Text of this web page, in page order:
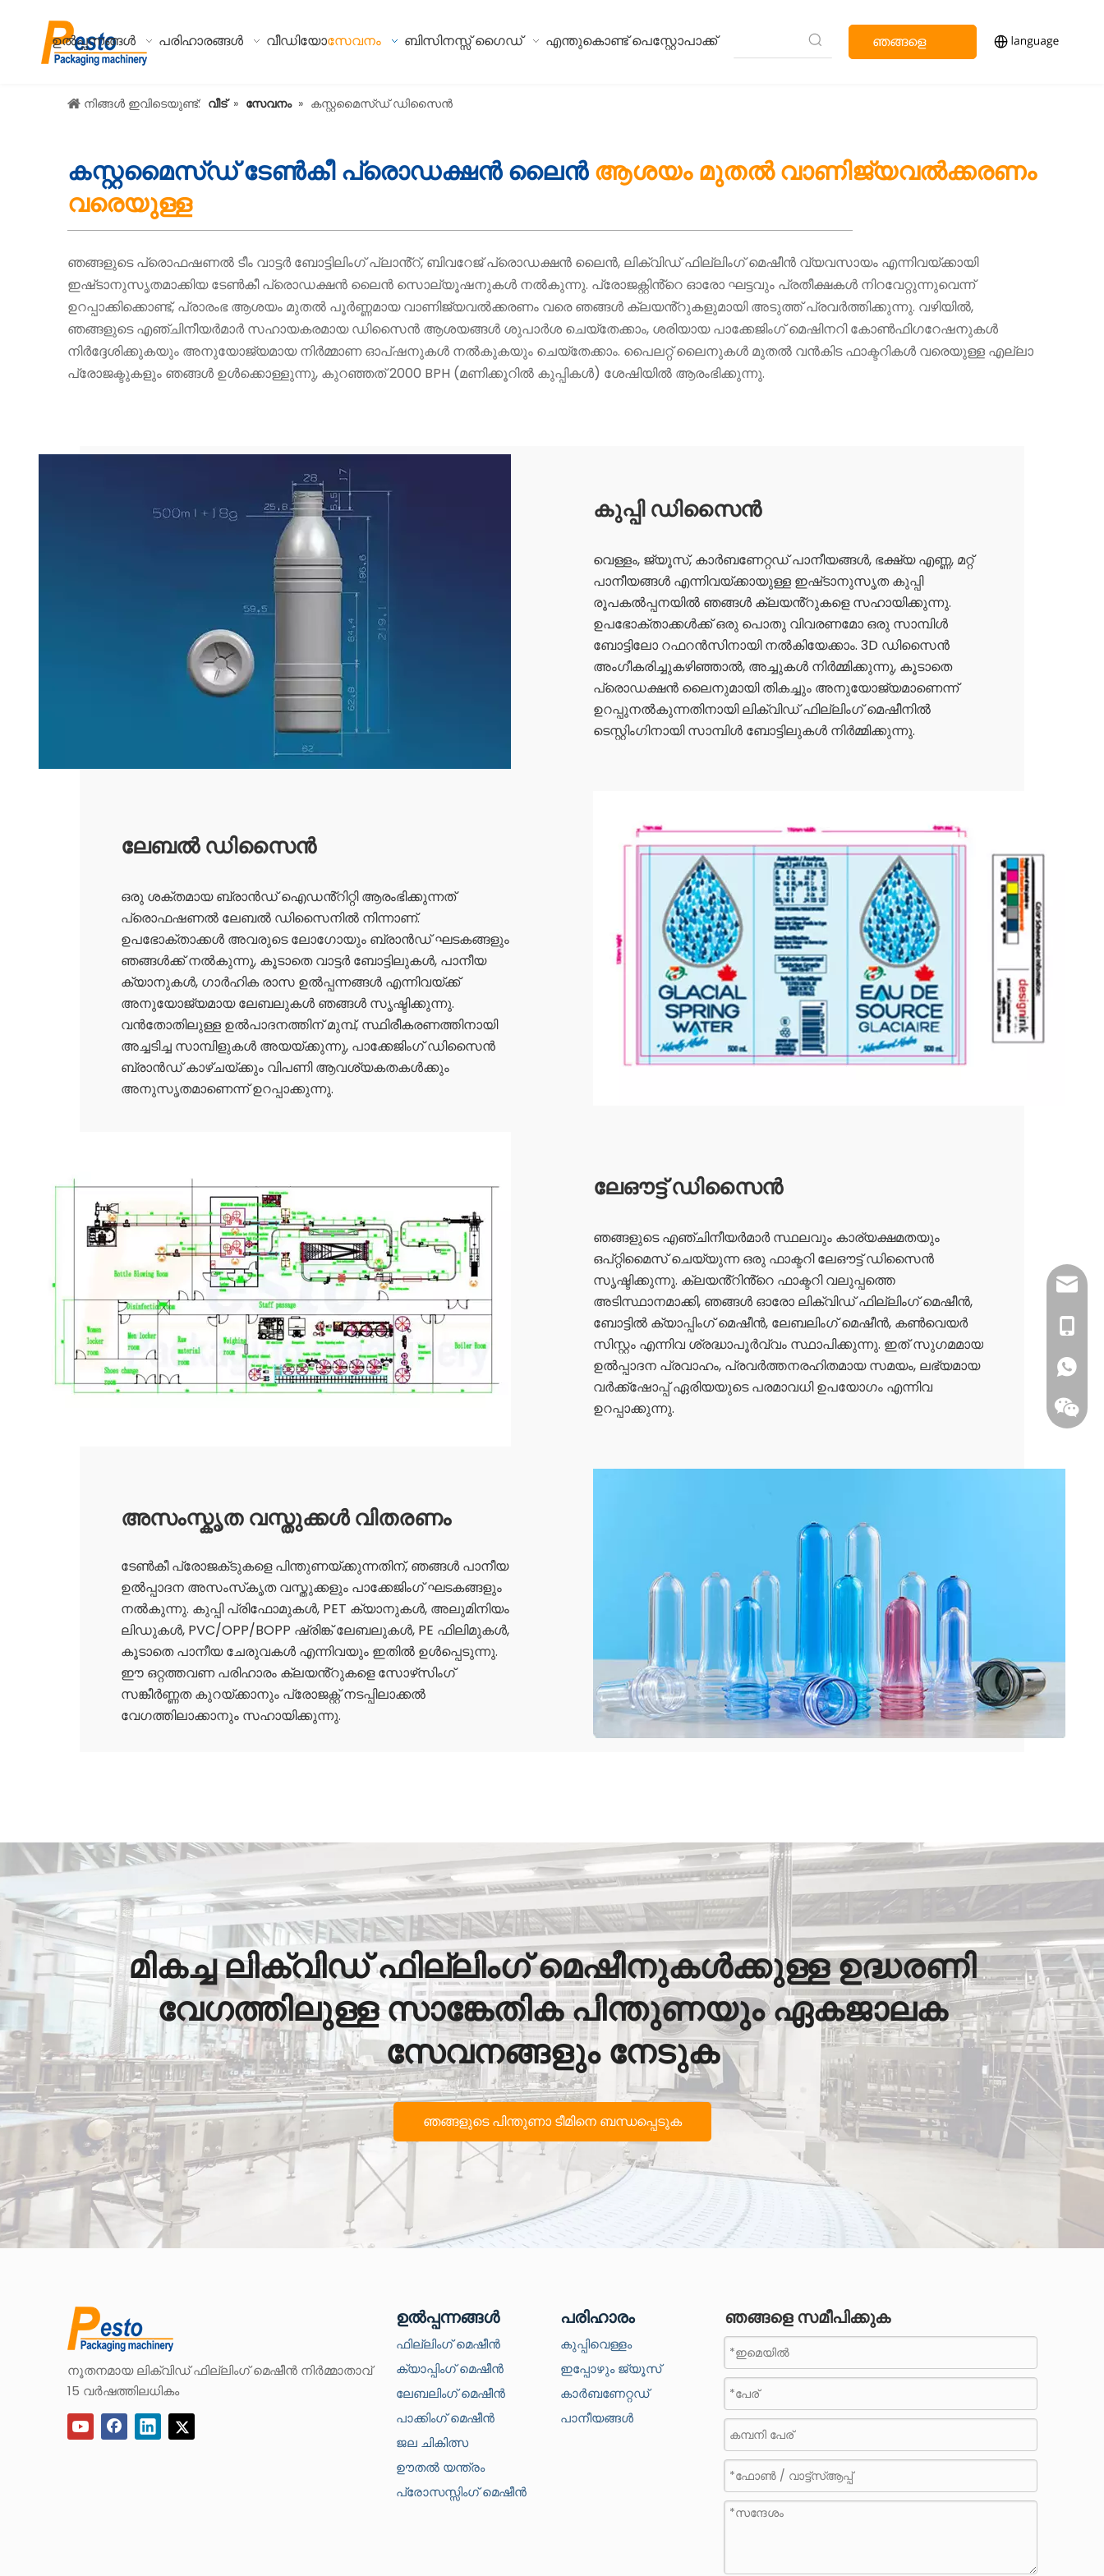
ഉൽപ്പന്നങ്ങൾ പരിഹാരങ്ങൾ വീഡിയോസേവനം ബിസിനസ്സ് ഗൈഡ് എന്തുകൊണ്ട് പെസ്റ്റോപാക്ക്
ഞങ്ങളെ
നിങ്ങൾ ഇവിടെയുണ്ട്: വീട് » സേവനം » കസ്റ്റമൈസ്ഡ് ഡിസൈൻ
കസ്റ്റമൈസ്ഡ് ടേൺകീ പ്രൊഡക്ഷൻ ലൈൻആശയം മുതൽ വാണിജ്യവൽക്കരണം
വരെയുള്ള
ഞങ്ങളുടെ പ്രൊഫഷണൽ ടീം വാട്ടർ ബോട്ടിലിംഗ് പ്ലാൻ്റ്, ബിവറേജ് പ്രൊഡക്ഷൻ ലൈൻ, ലിക്വിഡ് ഫില്ലിംഗ് മെഷീൻ വ്യവസായം എന്നിവയ്ക്കായി
ഇഷ്‌ടാനുസൃതമാക്കിയ ടേൺകീ പ്രൊഡക്ഷൻ ലൈൻ സൊല്യൂഷനുകൾ നൽകുന്നു. പ്രോജക്റ്റിൻ്റെ ഓരോ ഘട്ടവും പ്രതീക്ഷകൾ നിറവേറ്റുന്നുവെന്ന്
ഉറപ്പാക്കിക്കൊണ്ട്, പ്രാരംഭ ആശയം മുതൽ പൂർണ്ണമായ വാണിജ്യവൽക്കരണം വരെ ഞങ്ങൾ ക്ലയൻ്റുകളുമായി അടുത്ത് പ്രവർത്തിക്കുന്നു. വഴിയിൽ,
ഞങ്ങളുടെ എഞ്ചിനീയർമാർ സഹായകരമായ ഡിസൈൻ ആശയങ്ങൾ ശുപാർശ ചെയ്‌തേക്കാം, ശരിയായ പാക്കേജിംഗ് മെഷിനറി കോൺഫിഗറേഷനുകൾ
നിർദ്ദേശിക്കുകയും അനുയോജ്യമായ നിർമ്മാണ ഓപ്ഷനുകൾ നൽകുകയും ചെയ്‌തേക്കാം. പൈലറ്റ് ലൈനുകൾ മുതൽ വൻകിട ഫാക്ടറികൾ വരെയുള്ള എല്ലാ
പ്രോജക്ടുകളും ഞങ്ങൾ ഉൾക്കൊള്ളുന്നു, കുറഞ്ഞത് 2000 BPH (മണിക്കൂറിൽ കുപ്പികൾ) ശേഷിയിൽ ആരംഭിക്കുന്നു.
കുപ്പി ഡിസൈൻ
വെള്ളം, ജ്യൂസ്, കാർബണേറ്റഡ് പാനീയങ്ങൾ, ഭക്ഷ്യ എണ്ണ, മറ്റ്
പാനീയങ്ങൾ എന്നിവയ്‌ക്കായുള്ള ഇഷ്‌ടാനുസൃത കുപ്പി
രൂപകൽപ്പനയിൽ ഞങ്ങൾ ക്ലയൻ്റുകളെ സഹായിക്കുന്നു.
ഉപഭോക്താക്കൾക്ക് ഒരു പൊതു വിവരണമോ ഒരു സാമ്പിൾ
ബോട്ടിലോ റഫറൻസിനായി നൽകിയേക്കാം. 3D ഡിസൈൻ
അംഗീകരിച്ചുകഴിഞ്ഞാൽ, അച്ചുകൾ നിർമ്മിക്കുന്നു, കൂടാതെ
പ്രൊഡക്ഷൻ ലൈനുമായി തികച്ചും അനുയോജ്യമാണെന്ന്
ഉറപ്പുനൽകുന്നതിനായി ലിക്വിഡ് ഫില്ലിംഗ് മെഷീനിൽ
ടെസ്റ്റിംഗിനായി സാമ്പിൾ ബോട്ടിലുകൾ നിർമ്മിക്കുന്നു.
ലേബൽ ഡിസൈൻ
ഒരു ശക്തമായ ബ്രാൻഡ് ഐഡൻ്റിറ്റി ആരംഭിക്കുന്നത്
പ്രൊഫഷണൽ ലേബൽ ഡിസൈനിൽ നിന്നാണ്.
ഉപഭോക്താക്കൾ അവരുടെ ലോഗോയും ബ്രാൻഡ് ഘടകങ്ങളും
ഞങ്ങൾക്ക് നൽകുന്നു, കൂടാതെ വാട്ടർ ബോട്ടിലുകൾ, പാനീയ
ക്യാനുകൾ, ഗാർഹിക രാസ ഉൽപ്പന്നങ്ങൾ എന്നിവയ്ക്ക്
അനുയോജ്യമായ ലേബലുകൾ ഞങ്ങൾ സൃഷ്ടിക്കുന്നു.
വൻതോതിലുള്ള ഉൽപാദനത്തിന് മുമ്പ്, സ്ഥിരീകരണത്തിനായി
അച്ചടിച്ച സാമ്പിളുകൾ അയയ്ക്കുന്നു, പാക്കേജിംഗ് ഡിസൈൻ
ബ്രാൻഡ് കാഴ്ചയ്ക്കും വിപണി ആവശ്യകതകൾക്കും
അനുസൃതമാണെന്ന് ഉറപ്പാക്കുന്നു.
ലേഔട്ട് ഡിസൈൻ
ഞങ്ങളുടെ എഞ്ചിനീയർമാർ സ്ഥലവും കാര്യക്ഷമതയും
ഒപ്റ്റിമൈസ് ചെയ്യുന്ന ഒരു ഫാക്ടറി ലേഔട്ട് ഡിസൈൻ
സൃഷ്ടിക്കുന്നു. ക്ലയൻ്റിൻ്റെ ഫാക്ടറി വലുപ്പത്തെ
അടിസ്ഥാനമാക്കി, ഞങ്ങൾ ഓരോ ലിക്വിഡ് ഫില്ലിംഗ് മെഷീൻ,
ബോട്ടിൽ ക്യാപ്പിംഗ് മെഷീൻ, ലേബലിംഗ് മെഷീൻ, കൺവെയർ
സിസ്റ്റം എന്നിവ ശ്രദ്ധാപൂർവ്വം സ്ഥാപിക്കുന്നു. ഇത് സുഗമമായ
ഉൽപ്പാദന പ്രവാഹം, പ്രവർത്തനരഹിതമായ സമയം, ലഭ്യമായ
വർക്ക്ഷോപ്പ് ഏരിയയുടെ പരമാവധി ഉപയോഗം എന്നിവ
ഉറപ്പാക്കുന്നു.
അസംസ്കൃത വസ്തുക്കൾ വിതരണം
ടേൺകീ പ്രോജക്‌ടുകളെ പിന്തുണയ്‌ക്കുന്നതിന്, ഞങ്ങൾ പാനീയ
ഉൽപ്പാദന അസംസ്‌കൃത വസ്തുക്കളും പാക്കേജിംഗ് ഘടകങ്ങളും
നൽകുന്നു. കുപ്പി പ്രിഫോമുകൾ, PET ക്യാനുകൾ, അലുമിനിയം
ലിഡുകൾ, PVC/OPP/BOPP ഷ്രിങ്ക് ലേബലുകൾ, PE ഫിലിമുകൾ,
കൂടാതെ പാനീയ ചേരുവകൾ എന്നിവയും ഇതിൽ ഉൾപ്പെടുന്നു.
ഈ ഒറ്റത്തവണ പരിഹാരം ക്ലയൻ്റുകളെ സോഴ്‌സിംഗ്
സങ്കീർണ്ണത കുറയ്ക്കാനും പ്രോജക്റ്റ് നടപ്പിലാക്കൽ
വേഗത്തിലാക്കാനും സഹായിക്കുന്നു.
മികച്ച ലിക്വിഡ് ഫില്ലിംഗ് മെഷീനുകൾക്കുള്ള ഉദ്ധരണി
വേഗത്തിലുള്ള സാങ്കേതിക പിന്തുണയും ഏകജാലക
സേവനങ്ങളും നേടുക
ഞങ്ങളുടെ പിന്തുണാ ടീമിനെ ബന്ധപ്പെടുക
നൂതനമായ ലിക്വിഡ് ഫില്ലിംഗ് മെഷീൻ നിർമ്മാതാവ്
15 വർഷത്തിലധികം
ഉൽപ്പന്നങ്ങൾ
ഫില്ലിംഗ് മെഷീൻ
ക്യാപ്പിംഗ് മെഷീൻ
ലേബലിംഗ് മെഷീൻ
പാക്കിംഗ് മെഷീൻ
ജല ചികിത്സ
ഊതൽ യന്ത്രം
പ്രോസസ്സിംഗ് മെഷീൻ
പരിഹാരം
കുപ്പിവെള്ളം
ഇപ്പോഴും ജ്യൂസ്
കാർബണേറ്റഡ്
പാനീയങ്ങൾ
ഞങ്ങളെ സമീപിക്കുക